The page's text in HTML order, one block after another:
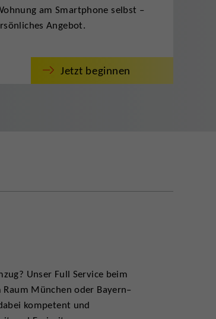
am Smartphone selbst –
Angebot.
Jetzt beginnen
Unser Full Service beim
München oder Bayern–
kompetent und